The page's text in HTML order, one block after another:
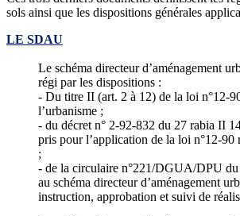
sols ainsi que les dispositions générales
LE SDAU
Le schéma directeur d’aménagement
régi par les dispositions :
- Du titre II (art. 2 à 12) de la loi n°12-
l’urbanisme ;
- du décret n° 2-92-832 du 27 rabia II
pris pour l’application de la loi n°12-90
;
- de la circulaire n°221/DGUA/DPU
au schéma directeur d’aménagement
instruction, approbation et suivi de